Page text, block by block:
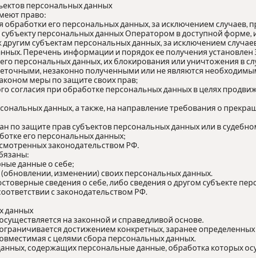
персональных данных
право:
его персональных данных, за исключением случаев,
персональных данных Оператором в доступной форме,
субъектам персональных данных, за исключением
Перечень информации и порядок ее получения
персональных данных, их блокирования или уничтожения в
незаконно полученными или не являются
меры по защите своих прав;
согласия при обработке персональных данных в целях
данных, а также, на направление требования о
по защите прав субъектов персональных данных или в
его персональных данных;
законодательством РФ.
данные о себе;
изменении) своих персональных данных.
сведения о себе, либо сведения о другом субъекте
с законодательством РФ.
данных
на законной и справедливой основе.
достижением конкретных, заранее определенных
с целями сбора персональных данных.
содержащих персональные данные, обработка которых